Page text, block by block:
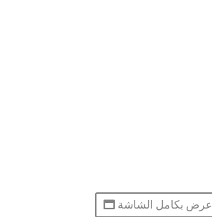
عرض بكامل الشاشة